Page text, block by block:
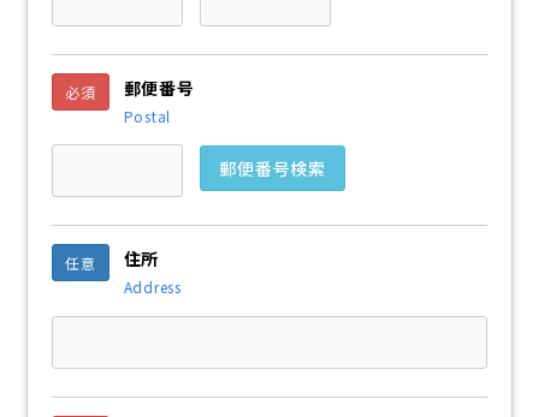
必須 郵便番号
Postal
郵便番号検索
任意 住所
Address